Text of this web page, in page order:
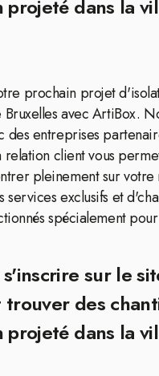
projeté dans la
prochain projet
Bruxelles avec ArtiBox.
des entreprises
client vous
pleinement sur votre
services exclusifs et
spécialement
sur le
des
projeté dans la